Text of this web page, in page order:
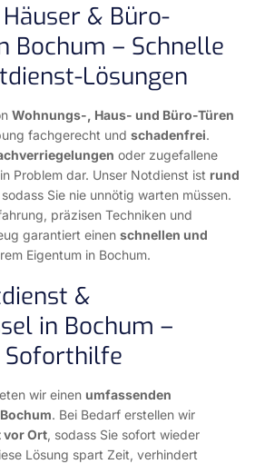
& Büro-
Bochum – Schnelle
Lösungen
Wohnungs-, Haus- und Büro-Türen
fachgerecht und schadenfrei.
oder zugefallene
Problem dar. Unser Notdienst ist rund
sodass Sie nie unnötig warten müssen.
präzisen Techniken und
garantiert einen schnellen und
Eigentum in Bochum.
&
in Bochum –
Soforthilfe
wir einen umfassenden
. Bei Bedarf erstellen wir
vor Ort, sodass Sie sofort wieder
Lösung spart Zeit, verhindert